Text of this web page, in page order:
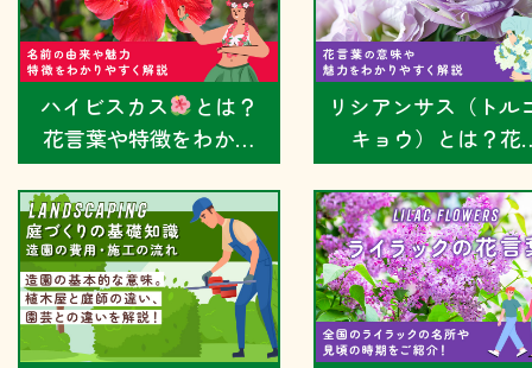
ハイビスカス
とは？
花言葉や特徴をわか…
リシアンサス（トル
キョウ）とは？